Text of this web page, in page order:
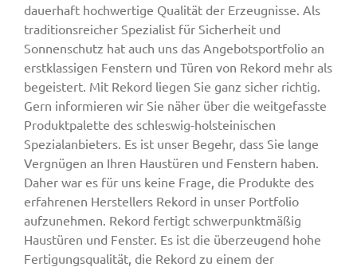
dauerhaft hochwertige Qualität der Erzeugnisse. Als
traditionsreicher Spezialist für Sicherheit und
Sonnenschutz hat auch uns das Angebotsportfolio an
erstklassigen Fenstern und Türen von Rekord mehr als
begeistert. Mit Rekord liegen Sie ganz sicher richtig.
Gern informieren wir Sie näher über die weitgefasste
Produktpalette des schleswig-holsteinischen
Spezialanbieters. Es ist unser Begehr, dass Sie lange
Vergnügen an Ihren Haustüren und Fenstern haben.
Daher war es für uns keine Frage, die Produkte des
erfahrenen Herstellers Rekord in unser Portfolio
aufzunehmen. Rekord fertigt schwerpunktmäßig
Haustüren und Fenster. Es ist die überzeugend hohe
Fertigungsqualität, die Rekord zu einem der